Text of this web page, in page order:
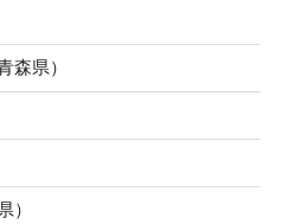
森県）
）